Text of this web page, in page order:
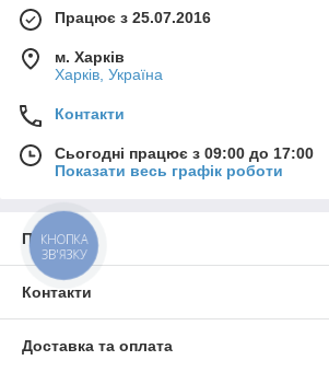
Працює з 25.07.2016
м. Харків
Харків, Україна
Контакти
Сьогодні працює з 09:00 до 17:00
Показати весь графік роботи
Про нас
Контакти
Доставка та оплата
КНОПКА
ЗВ'ЯЗКУ